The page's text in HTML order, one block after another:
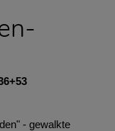
- gewalkte